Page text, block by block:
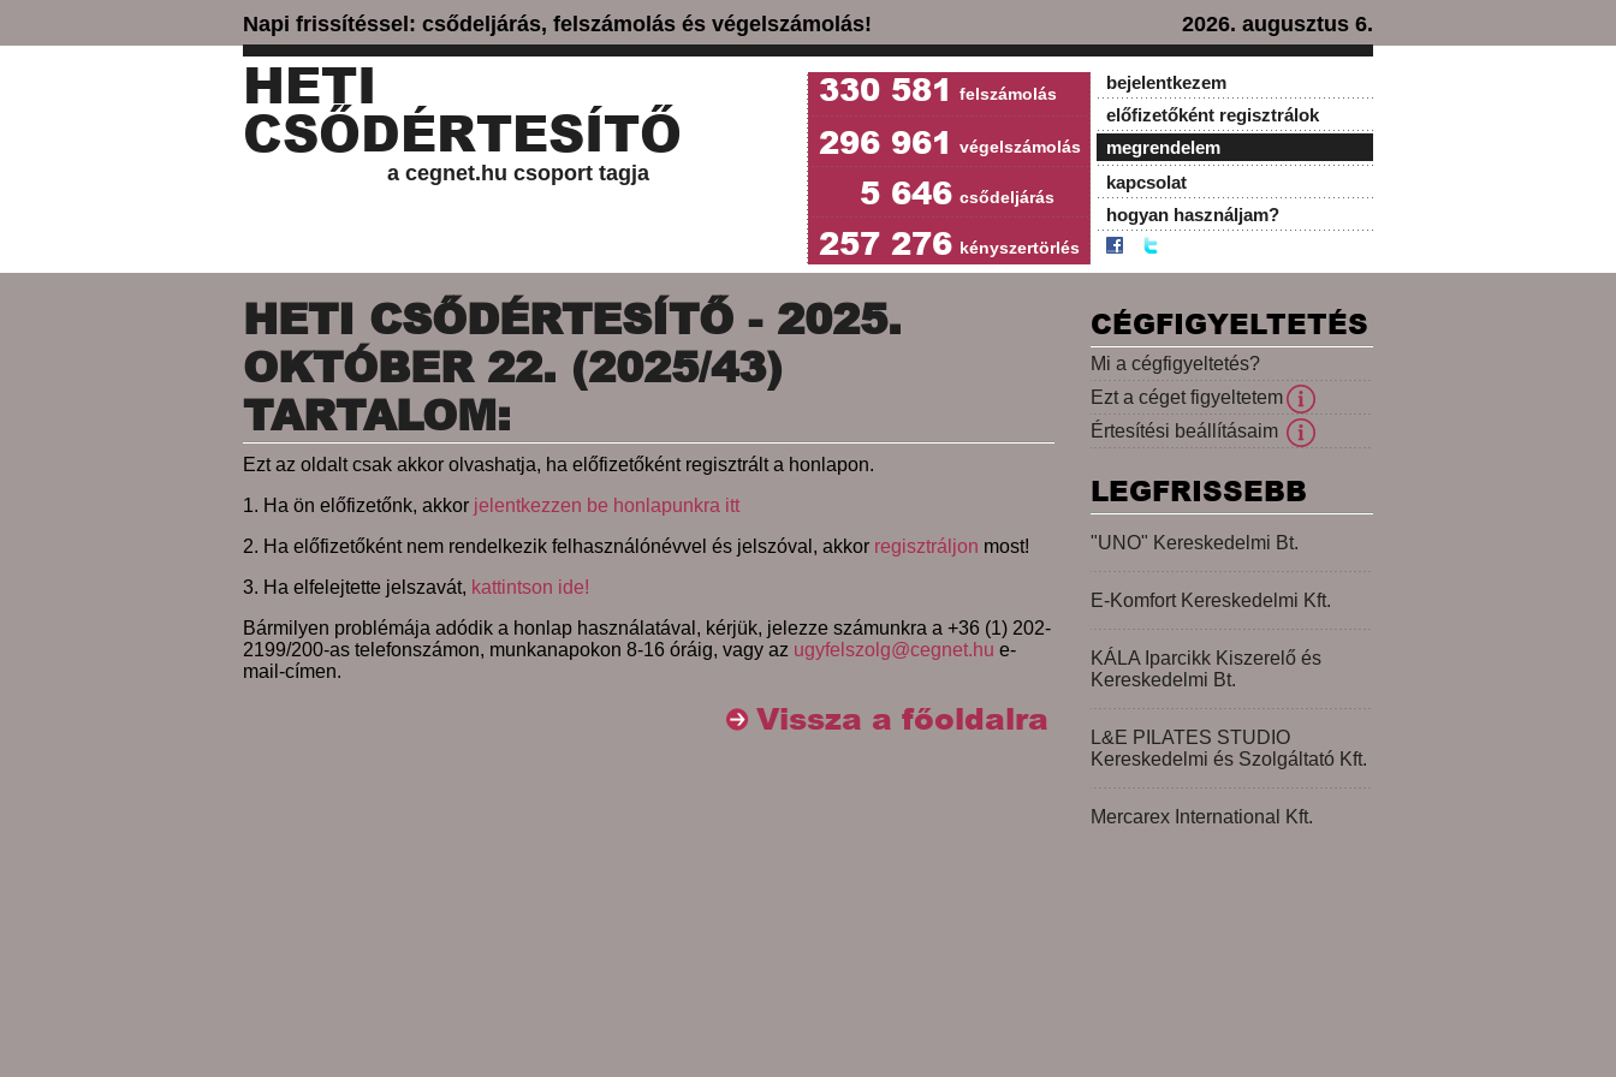
Napi frissítéssel: csődeljárás, felszámolás és végelszámolás! 2026. augusztus 6.
HETI
CSŐDÉRTESÍTŐ
a cegnet.hu csoport tagja
330 581 felszámolás
296 961 végelszámolás
5 646 csődeljárás
257 276 kényszertörlés
bejelentkezem
előfizetőként regisztrálok
megrendelem
kapcsolat
hogyan használjam?
HETI CSŐDÉRTESÍTŐ - 2025.
OKTÓBER 22. (2025/43)
TARTALOM:
Ezt az oldalt csak akkor olvashatja, ha előfizetőként regisztrált a honlapon.
1. Ha ön előfizetőnk, akkor jelentkezzen be honlapunkra itt
2. Ha előfizetőként nem rendelkezik felhasználónévvel és jelszóval, akkor regisztráljon most!
3. Ha elfelejtette jelszavát, kattintson ide!
Bármilyen problémája adódik a honlap használatával, kérjük, jelezze számunkra a +36 (1) 202-
2199/200-as telefonszámon, munkanapokon 8-16 óráig, vagy az ugyfelszolg@cegnet.hu e-
mail-címen.
Vissza a főoldalra
CÉGFIGYELTETÉS
Mi a cégfigyeltetés?
Ezt a céget figyeltetem
Értesítési beállításaim
LEGFRISSEBB
"UNO" Kereskedelmi Bt.
E-Komfort Kereskedelmi Kft.
KÁLA Iparcikk Kiszerelő és
Kereskedelmi Bt.
L&E PILATES STUDIO
Kereskedelmi és Szolgáltató Kft.
Mercarex International Kft.